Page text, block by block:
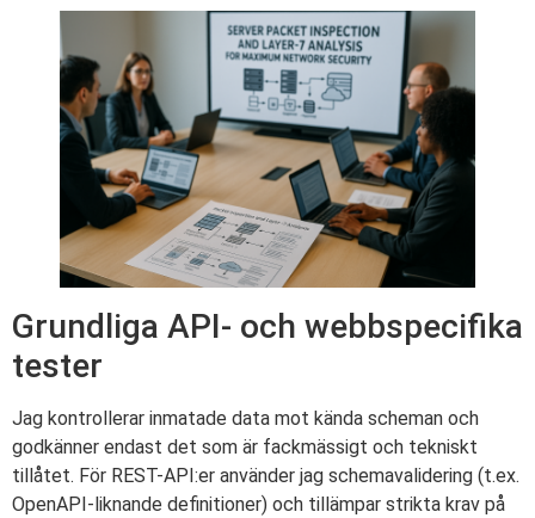
Grundliga API- och webbspecifika
tester
Jag kontrollerar inmatade data mot kända scheman och
godkänner endast det som är fackmässigt och tekniskt
tillåtet. För REST-API:er använder jag schemavalidering (t.ex.
OpenAPI-liknande definitioner) och tillämpar strikta krav på